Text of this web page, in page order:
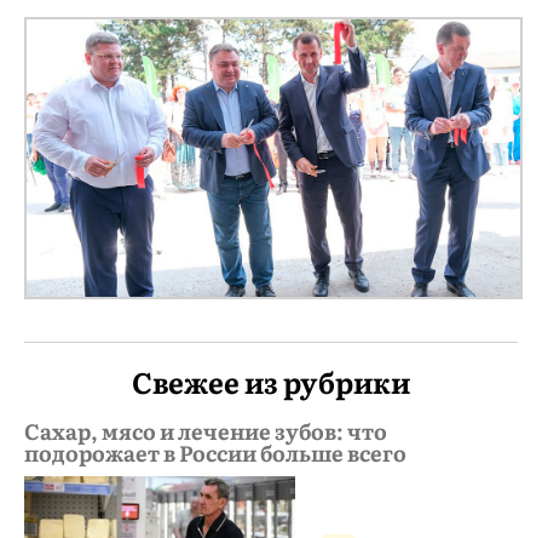
Свежее из рубрики
Сахар, мясо и лечение зубов: что
подорожает в России больше всего